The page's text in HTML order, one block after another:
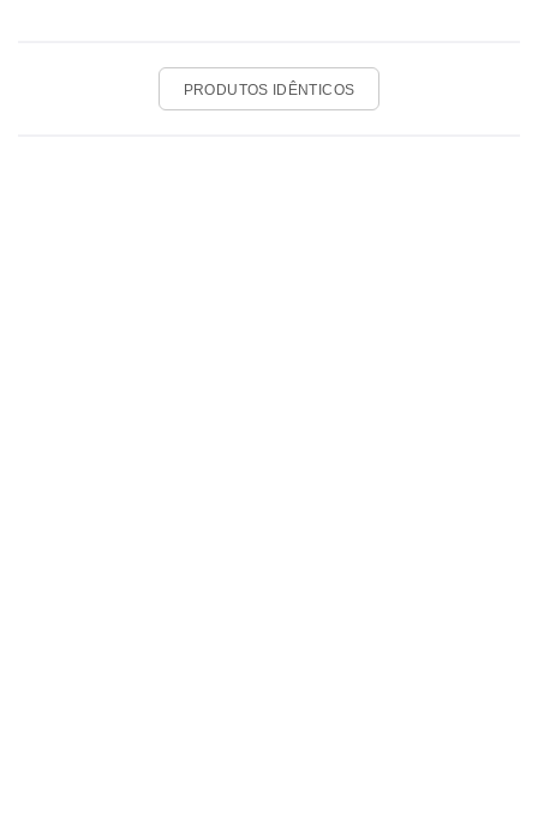
PRODUTOS IDÊNTICOS